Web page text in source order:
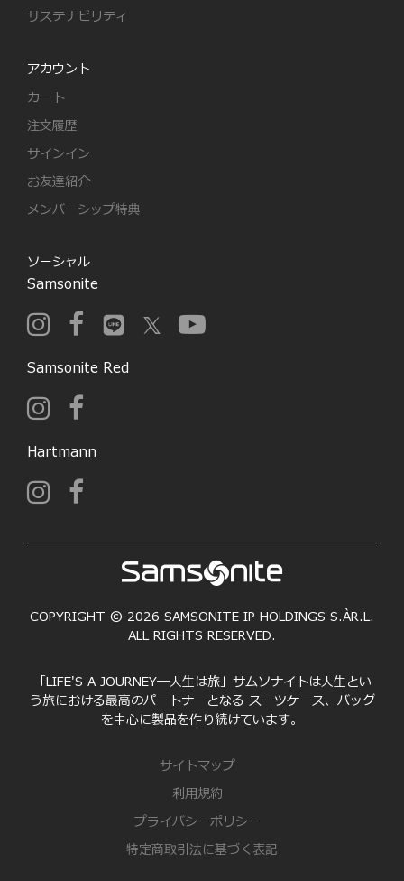
サステナビリティ
アカウント
カート
注文履歴
サインイン
お友達紹介
メンバーシップ特典
ソーシャル
Samsonite
Samsonite Red
Hartmann
COPYRIGHT © 2026 SAMSONITE IP HOLDINGS S.ÀR.L.
ALL RIGHTS RESERVED.
「LIFE'S A JOURNEY―人生は旅」サムソナイトは人生とい
う旅における最高のパートナーとなる スーツケース、バッグ
を中心に製品を作り続けています。
サイトマップ
利用規約
プライバシーポリシー
特定商取引法に基づく表記